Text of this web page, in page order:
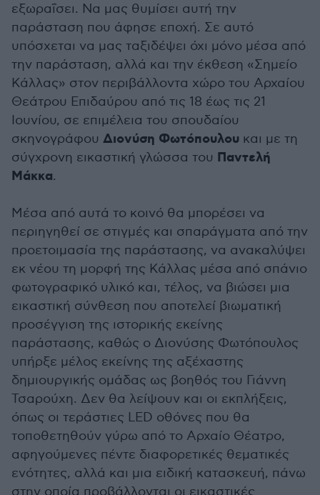
εξωραΐσει. Να μας θυμίσει αυτή την
παράσταση που άφησε εποχή. Σε αυτό
υπόσχεται να μας ταξιδέψει όχι μόνο μέσα από
την παράσταση, αλλά και την έκθεση «Σημείο
Κάλλας» στον περιβάλλοντα χώρο του Αρχαίου
Θεάτρου Επιδαύρου από τις 18 έως τις 21
Ιουνίου, σε επιμέλεια του σπουδαίου
σκηνογράφου Διονύση Φωτόπουλου και με τη
σύγχρονη εικαστική γλώσσα του Παντελή
Μάκκα.
Μέσα από αυτά το κοινό θα μπορέσει να
περιηγηθεί σε στιγμές και σπαράγματα από την
προετοιμασία της παράστασης, να ανακαλύψει
εκ νέου τη μορφή της Κάλλας μέσα από σπάνιο
φωτογραφικό υλικό και, τέλος, να βιώσει μια
εικαστική σύνθεση που αποτελεί βιωματική
προσέγγιση της ιστορικής εκείνης
παράστασης, καθώς ο Διονύσης Φωτόπουλος
υπήρξε μέλος εκείνης της αξέχαστης
δημιουργικής ομάδας ως βοηθός του Γιάννη
Τσαρούχη. Δεν θα λείψουν και οι εκπλήξεις,
όπως οι τεράστιες LED οθόνες που θα
τοποθετηθούν γύρω από το Αρχαίο Θέατρο,
αφηγούμενες πέντε διαφορετικές θεματικές
ενότητες, αλλά και μια ειδική κατασκευή, πάνω
στην οποία προβάλλονται οι εικαστικές